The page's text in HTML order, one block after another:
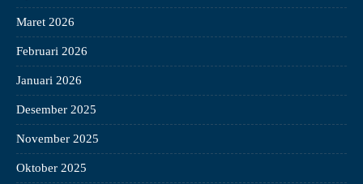
Maret 2026
Februari 2026
Januari 2026
Desember 2025
November 2025
Oktober 2025